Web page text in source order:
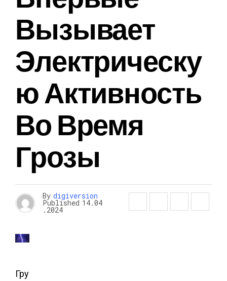
Вызывает
Электрическу
Ю Активность
Во Время
Грозы
By digiversion
Published 14.04
.2024
Гру